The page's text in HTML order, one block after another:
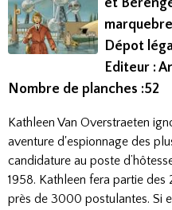
et
Dépot
Editeur :
Nombre de planches :52
Kathleen Van Overstraeten
aventure d'espionnage des
candidature au poste
1958. Kathleen fera partie
près de 3000 postulantes. Si